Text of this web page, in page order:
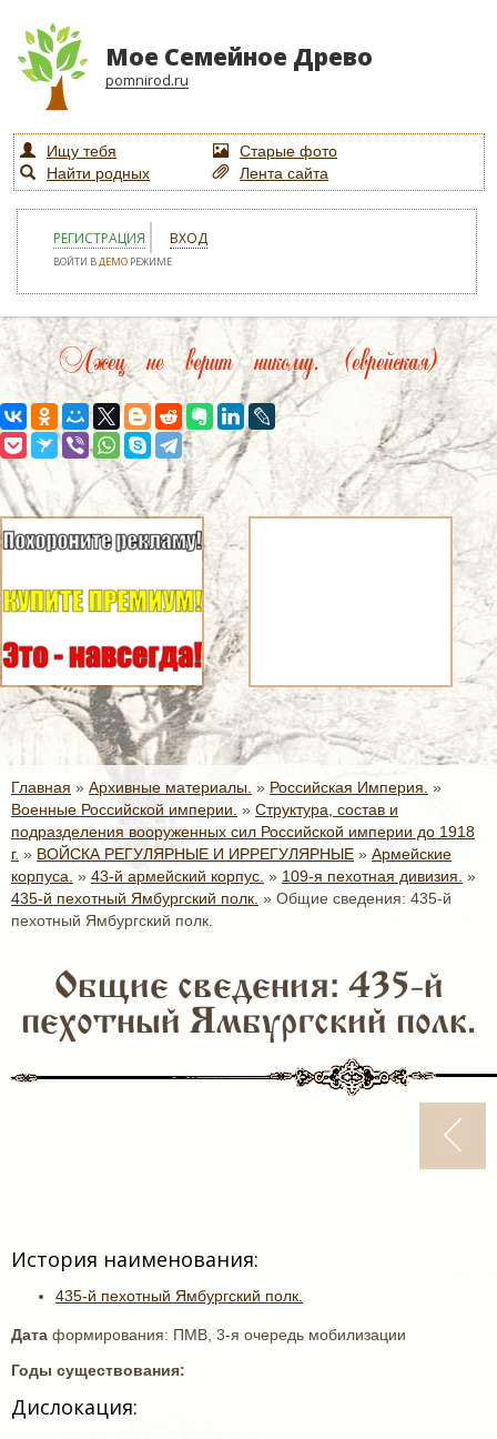
Мое Семейное Древо
pomnirod.ru
Ищу тебя
Старые фото
Найти родных
Лента сайта
РЕГИСТРАЦИЯ ВХОД
ВОЙТИ ВДЕМО РЕЖИМЕ
Лжец не верит никому. (еврейская)
Главная » Архивные материалы. » Российская Империя. »
Военные Российской империи. » Структура, состав и
подразделения вооруженных сил Российской империи до 1918
г. » ВОЙСКА РЕГУЛЯРНЫЕ И ИРРЕГУЛЯРНЫЕ » Армейские
корпуса. » 43-й армейский корпус. » 109-я пехотная дивизия. »
435-й пехотный Ямбургский полк. » Общие сведения: 435-й
пехотный Ямбургский полк.
Общие сведения: 435-й
пехотный Ямбургский полк.
История наименования:
435-й пехотный Ямбургский полк.
Дата формирования: ПМВ, 3-я очередь мобилизации
Годы существования:
Дислокация: